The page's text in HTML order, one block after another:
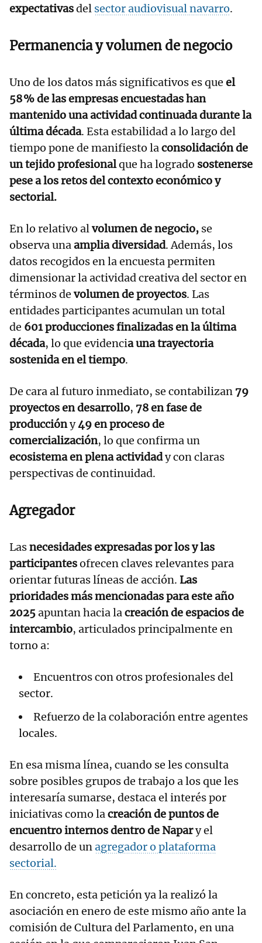
expectativasdel sector audiovisual navarro.
Permanencia y volumen de negocio
Uno de los datos más significativos es que el
58 % de las empresas encuestadas han
mantenido una actividad continuada durante la
última década. Esta estabilidad a lo largo del
tiempo pone de manifiesto laconsolidación de
un tejido profesionalque ha logrado sostenerse
pese a los retos del contexto económico y
sectorial.
En lo relativo alvolumen de negocio, se
observa unaamplia diversidad. Además, los
datos recogidos en la encuesta permiten
dimensionar la actividad creativa del sector en
términos de volumen de proyectos. Las
entidades participantes acumulan un total
de 601 producciones finalizadas en la última
década, lo que evidencia una trayectoria
sostenida en el tiempo.
De cara al futuro inmediato, se contabilizan 79
proyectos en desarrollo, 78 en fase de
produccióny49 en proceso de
comercialización, lo que confirma un
ecosistema en plena actividady con claras
perspectivas de continuidad.
Agregador
Lasnecesidades expresadas por los y las
participantesofrecen claves relevantes para
orientar futuras líneas de acción. Las
prioridades más mencionadas para este año
2025apuntan hacia lacreación de espacios de
intercambio, articulados principalmente en
torno a:
Encuentros con otros profesionales del
sector.
Refuerzo de la colaboración entre agentes
locales.
En esa misma línea, cuando se les consulta
sobre posibles grupos de trabajo a los que les
interesaría sumarse, destaca el interés por
iniciativas como lacreación de puntos de
encuentro internos dentro de Napary el
desarrollo de unagregador o plataforma
sectorial.
En concreto, esta petición ya la realizó la
asociación en enero de este mismo año ante la
comisión de Cultura del Parlamento, en una